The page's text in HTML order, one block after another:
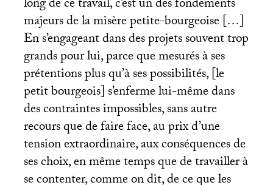
long de ce travail, c’est un des fondements
majeurs de la misère petite-bourgeoise […]
En s’engageant dans des projets souvent trop
grands pour lui, parce que mesurés à ses
prétentions plus qu’à ses possibilités, [le
petit bourgeois] s’enferme lui-même dans
des contraintes impossibles, sans autre
recours que de faire face, au prix d’une
tension extraordinaire, aux conséquences de
ses choix, en même temps que de travailler à